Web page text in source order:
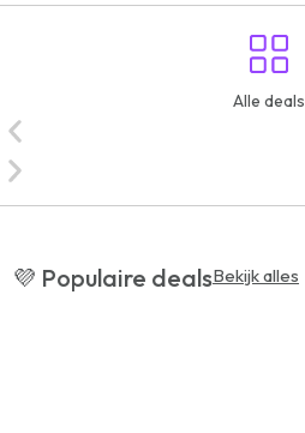
Alle deals
💜 Populaire dealsBekijk alles